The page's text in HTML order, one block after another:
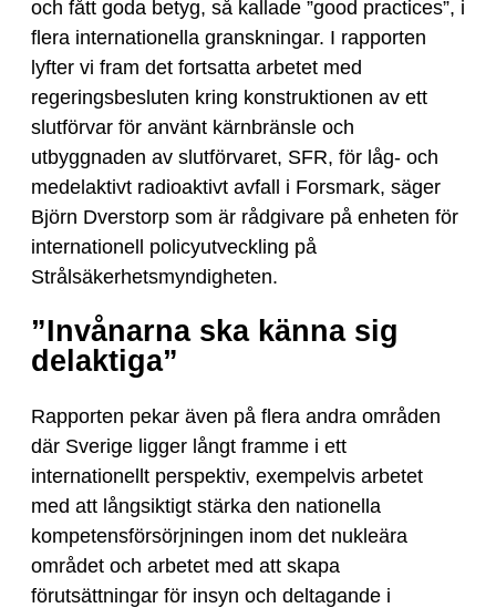
och fått goda betyg, så kallade ”good practices”, i
flera internationella granskningar. I rapporten
lyfter vi fram det fortsatta arbetet med
regeringsbesluten kring konstruktionen av ett
slutförvar för använt kärnbränsle och
utbyggnaden av slutförvaret, SFR, för låg- och
medelaktivt radioaktivt avfall i Forsmark, säger
Björn Dverstorp som är rådgivare på enheten för
internationell policyutveckling på
Strålsäkerhetsmyndigheten.
”Invånarna ska känna sig
delaktiga”
Rapporten pekar även på flera andra områden
där Sverige ligger långt framme i ett
internationellt perspektiv, exempelvis arbetet
med att långsiktigt stärka den nationella
kompetensförsörjningen inom det nukleära
området och arbetet med att skapa
förutsättningar för insyn och deltagande i